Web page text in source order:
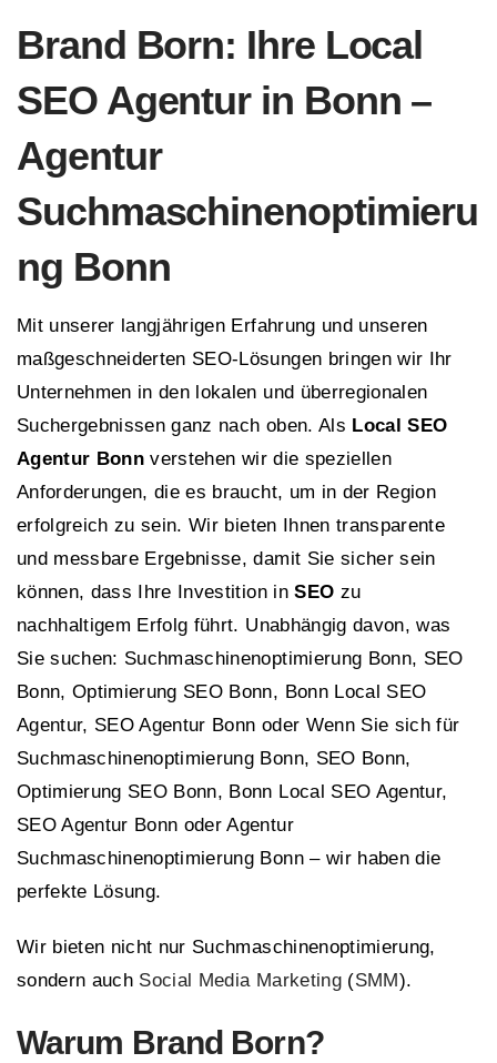
Brand Born: Ihre Local
SEO Agentur in Bonn –
Agentur
Suchmaschinenoptimieru
ng Bonn
Mit unserer langjährigen Erfahrung und unseren
maßgeschneiderten SEO-Lösungen bringen wir Ihr
Unternehmen in den lokalen und überregionalen
Suchergebnissen ganz nach oben. Als Local SEO
Agentur Bonn verstehen wir die speziellen
Anforderungen, die es braucht, um in der Region
erfolgreich zu sein. Wir bieten Ihnen transparente
und messbare Ergebnisse, damit Sie sicher sein
können, dass Ihre Investition inSEO zu
nachhaltigem Erfolg führt. Unabhängig davon, was
Sie suchen: Suchmaschinenoptimierung Bonn, SEO
Bonn, Optimierung SEO Bonn, Bonn Local SEO
Agentur, SEO Agentur Bonn oder Wenn Sie sich für
Suchmaschinenoptimierung Bonn, SEO Bonn,
Optimierung SEO Bonn, Bonn Local SEO Agentur,
SEO Agentur Bonn oder Agentur
Suchmaschinenoptimierung Bonn – wir haben die
perfekte Lösung.
Wir bieten nicht nur Suchmaschinenoptimierung,
sondern auch Social Media Marketing(SMM).
Warum Brand Born?